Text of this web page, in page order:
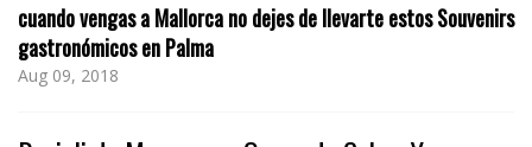
cuando vengas a Mallorca no dejes de llevarte estos Souvenirs
gastronómicos en Palma
Aug 09, 2018